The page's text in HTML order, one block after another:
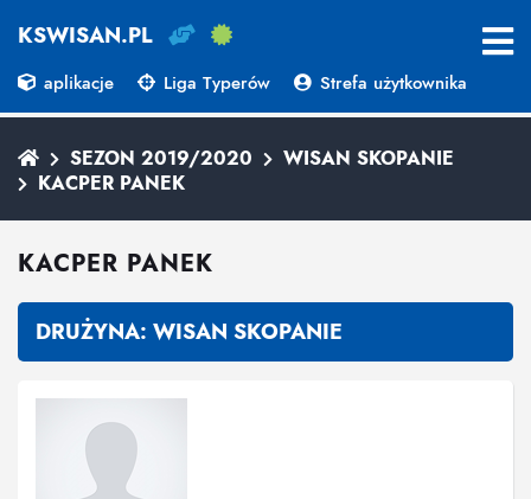
KSWISAN.PL
aplikacje Liga Typerów Strefa użytkownika
SEZON 2019/2020
WISAN SKOPANIE
KACPER PANEK
KACPER PANEK
DRUŻYNA: WISAN SKOPANIE